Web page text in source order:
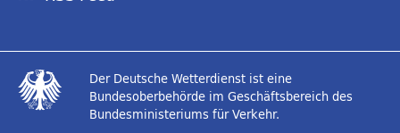
Der Deutsche Wetterdienst ist eine
Bundesoberbehörde im Geschäftsbereich des
Bundesministeriums für Verkehr.